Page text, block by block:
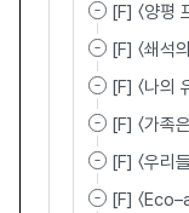
[F] 〈양평
[F] 〈쇄석
[F] 〈나의
[F] 〈가족
[F] 〈우리
[F] 〈